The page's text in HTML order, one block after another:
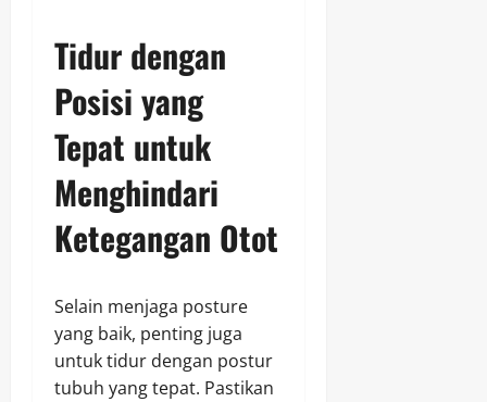
Tidur dengan
Posisi yang
Tepat untuk
Menghindari
Ketegangan Otot
Selain menjaga posture
yang baik, penting juga
untuk tidur dengan postur
tubuh yang tepat. Pastikan